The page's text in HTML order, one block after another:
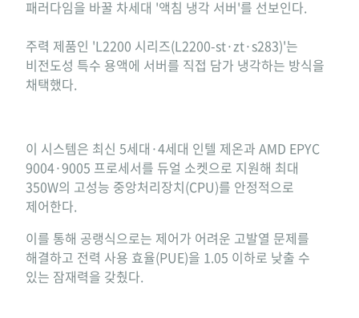
패러다임을 바꿀 차세대 '액침 냉각 서버'를 선보인다.
주력 제품인 'L2200 시리즈(L2200-st·zt·s283)'는
비전도성 특수 용액에 서버를 직접 담가 냉각하는 방식을
채택했다.
이 시스템은 최신 5세대·4세대 인텔 제온과 AMD EPYC
9004·9005 프로세서를 듀얼 소켓으로 지원해 최대
350W의 고성능 중앙처리장치(CPU)를 안정적으로
제어한다.
이를 통해 공랭식으로는 제어가 어려운 고발열 문제를
해결하고 전력 사용 효율(PUE)을 1.05 이하로 낮출 수
있는 잠재력을 갖췄다.